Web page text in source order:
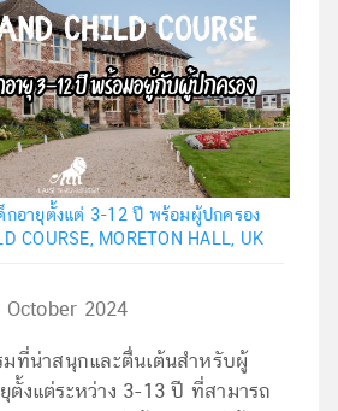
กอายุตั้งแต่ 3-12 ปี พร้อมผู้ปกครอง
COURSE, MORETON HALL, UK
October 2024
มที่น่าสนุกและตื่นเต้นสำหรับผู้
งแต่ระหว่าง 3-13 ปี ที่สามารถ